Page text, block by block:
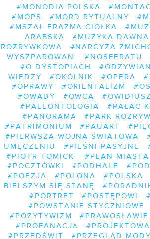
#MONODIA POLSKA
#MOPS
#MORD RYTUALNY
#MSZAŁ ERAZMA CIOŁKA
ARABSKA
#MUZYKA DAWNA
ROZRYWKOWA
#NARCYZA
WYSZPAROWANI
#NOSFERATU
#O DYSTOPIACH
WIEDZY
#OKÓLNIK #OPERA
#OPRAWY
#ORIENTALIZM
#OWADY
#OWCA #OWIDIUSZ
#PALEONTOLOGIA
#PAŁAC
#PANORAMA
#PARK
#PATRIMONIUM
#PAUART
#PIERWSZA WOJNA ŚWIATOWA
UMĘCZENIU
#PIEŚNI PASYJNE
#PIOTR TOMICKI
#PLAN MIASTA
#POCZTÓWKI
#PODHALE
#POEZJA
#POLONA #POLSKA
BIELSZYM SIĘ STANĘ
#PORTRET
#POSTĘPOWI
#POWSTANIE STYCZNIOWE
#POZYTYWIZM
#PRAWOSŁAWIE
#PROFANACJA
#PRZEDŚWIT
#PRZEGLĄD MODY